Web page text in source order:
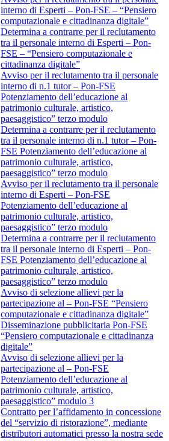
interno di Esperti – Pon-FSE – “Pensiero
computazionale e cittadinanza digitale”
Determina a contrarre per il reclutamento
tra il personale interno di Esperti – Pon-
FSE – “Pensiero computazionale e
cittadinanza digitale”
Avviso per il reclutamento tra il personale
interno di n.1 tutor – Pon-FSE
Potenziamento dell’educazione al
patrimonio culturale, artistico,
paesaggistico” terzo modulo
Determina a contrarre per il reclutamento
tra il personale interno di n.1 tutor – Pon-
FSE Potenziamento dell’educazione al
patrimonio culturale, artistico,
paesaggistico” terzo modulo
Avviso per il reclutamento tra il personale
interno di Esperti – Pon-FSE
Potenziamento dell’educazione al
patrimonio culturale, artistico,
paesaggistico” terzo modulo
Determina a contrarre per il reclutamento
tra il personale interno di Esperti – Pon-
FSE Potenziamento dell’educazione al
patrimonio culturale, artistico,
paesaggistico” terzo modulo
Avviso di selezione allievi per la
partecipazione al – Pon-FSE “Pensiero
computazionale e cittadinanza digitale”
Disseminazione pubblicitaria Pon-FSE
“Pensiero computazionale e cittadinanza
digitale”
Avviso di selezione allievi per la
partecipazione al – Pon-FSE
Potenziamento dell’educazione al
patrimonio culturale, artistico,
paesaggistico” modulo 3
Contratto per l’affidamento in concessione
del “servizio di ristorazione”, mediante
distributori automatici presso la nostra sede